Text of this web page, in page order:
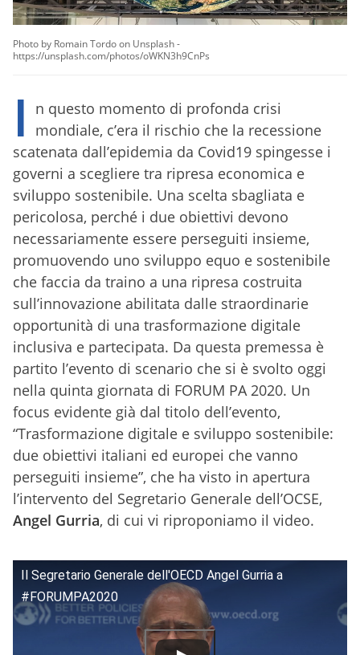
Photo by Romain Tordo on Unsplash -
https://unsplash.com/photos/oWKN3h9CnPs
I
n questo momento di profonda crisi
mondiale, c’era il rischio che la recessione
scatenata dall’epidemia da Covid19 spingesse i
governi a scegliere tra ripresa economica e
sviluppo sostenibile. Una scelta sbagliata e
pericolosa, perché i due obiettivi devono
necessariamente essere perseguiti insieme,
promuovendo uno sviluppo equo e sostenibile
che faccia da traino a una ripresa costruita
sull’innovazione abilitata dalle straordinarie
opportunità di una trasformazione digitale
inclusiva e partecipata. Da questa premessa è
partito l’evento di scenario che si è svolto oggi
nella quinta giornata di FORUM PA 2020. Un
focus evidente già dal titolo dell’evento,
“Trasformazione digitale e sviluppo sostenibile:
due obiettivi italiani ed europei che vanno
perseguiti insieme”, che ha visto in apertura
l’intervento del Segretario Generale dell’OCSE,
Angel Gurria, di cui vi riproponiamo il video.
Il Segretario Generale dell'OECD Angel Gurria a
#FORUMPA2020